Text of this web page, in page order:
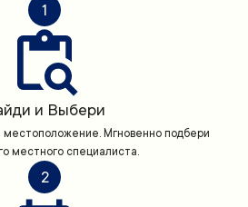
1
и Выбери
местоположение. Мгновенно подбери
местного специалиста.
2